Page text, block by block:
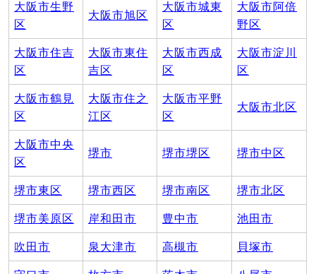
大阪市生野
区
大阪市旭区
大阪市城東
区
大阪市阿倍
野区
大阪市住吉
区
大阪市東住
吉区
大阪市西成
区
大阪市淀川
区
大阪市鶴見
区
大阪市住之
江区
大阪市平野
区
大阪市北区
大阪市中央
区
堺市 堺市堺区 堺市中区
堺市東区 堺市西区 堺市南区 堺市北区
堺市美原区 岸和田市 豊中市 池田市
吹田市 泉大津市 高槻市 貝塚市